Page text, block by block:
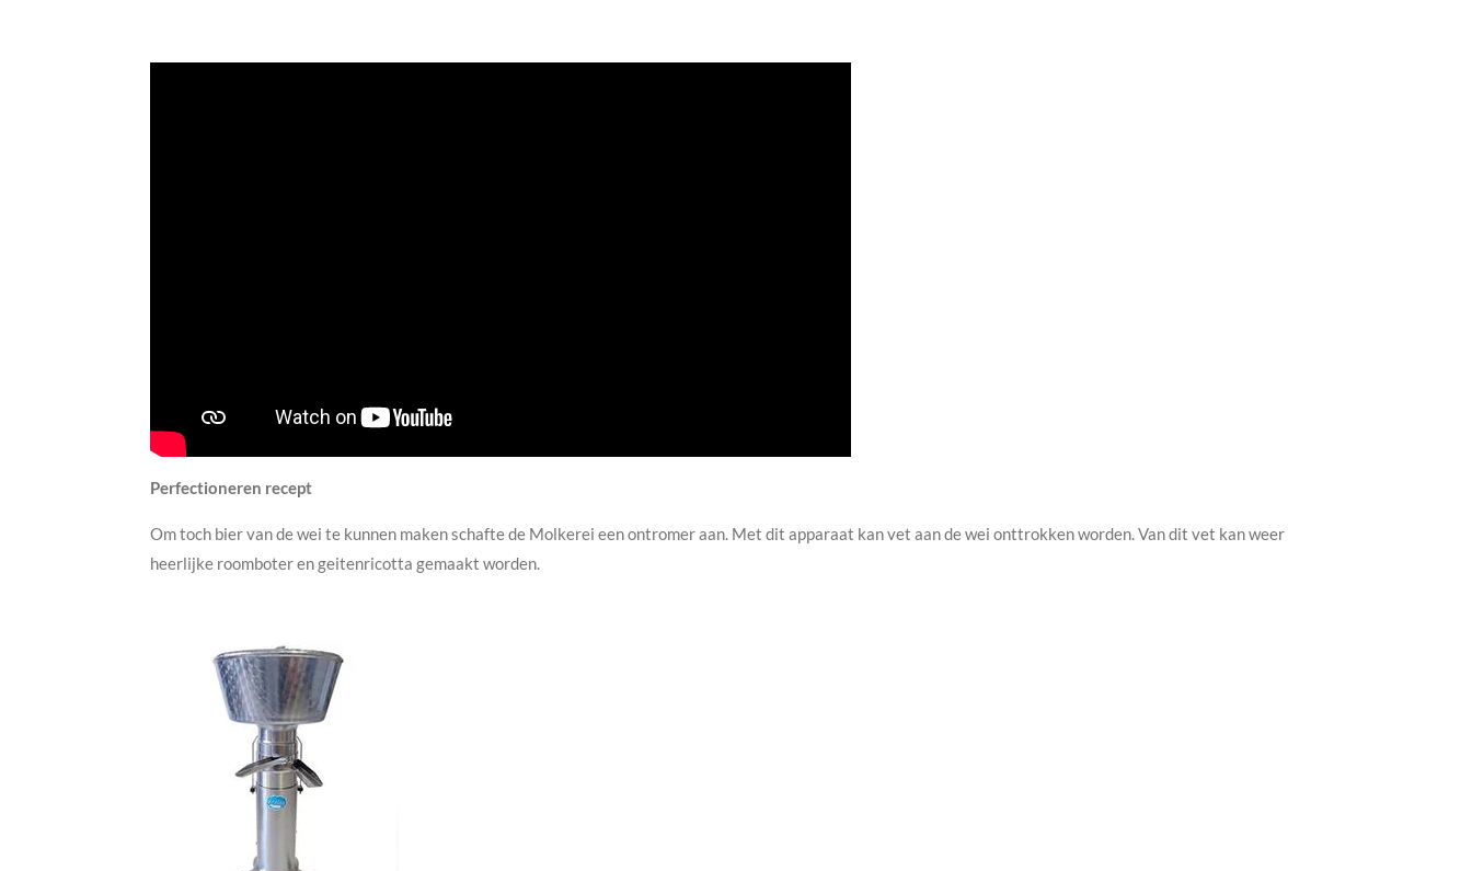
Perfectioneren recept
Om toch bier van de wei te kunnen maken schafte de Molkerei een ontromer aan. Met dit apparaat kan vet aan de wei onttrokken worden. Van dit vet kan weer
heerlijke roomboter en geitenricotta gemaakt worden.